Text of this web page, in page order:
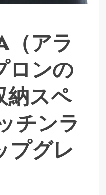
（アラ
ロンの
納スペ
チンラ
プグレ